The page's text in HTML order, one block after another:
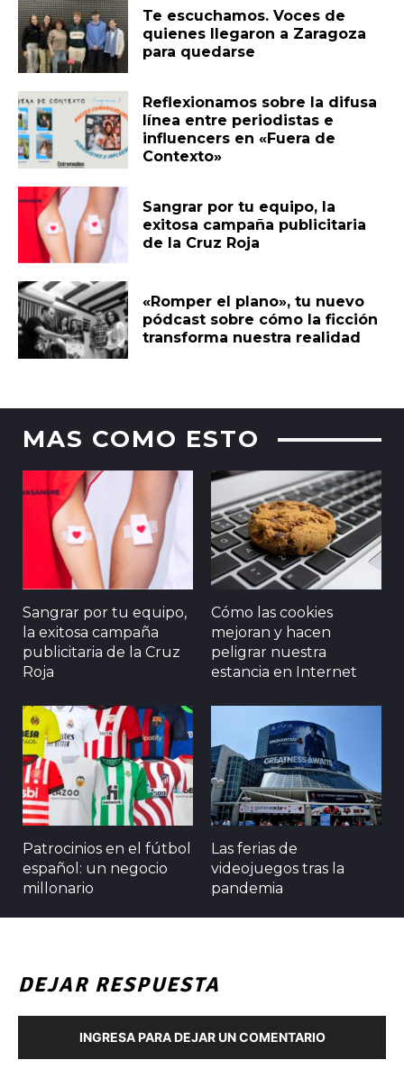
Te escuchamos. Voces de
quienes llegaron a Zaragoza
para quedarse
Reflexionamos sobre la difusa
línea entre periodistas e
influencers en «Fuera de
Contexto»
Sangrar por tu equipo, la
exitosa campaña publicitaria
de la Cruz Roja
«Romper el plano», tu nuevo
pódcast sobre cómo la ficción
transforma nuestra realidad
MAS COMO ESTO
Sangrar por tu equipo,
la exitosa campaña
publicitaria de la Cruz
Roja
Cómo las cookies
mejoran y hacen
peligrar nuestra
estancia en Internet
Patrocinios en el fútbol
español: un negocio
millonario
Las ferias de
videojuegos tras la
pandemia
DEJAR RESPUESTA
INGRESA PARA DEJAR UN COMENTARIO